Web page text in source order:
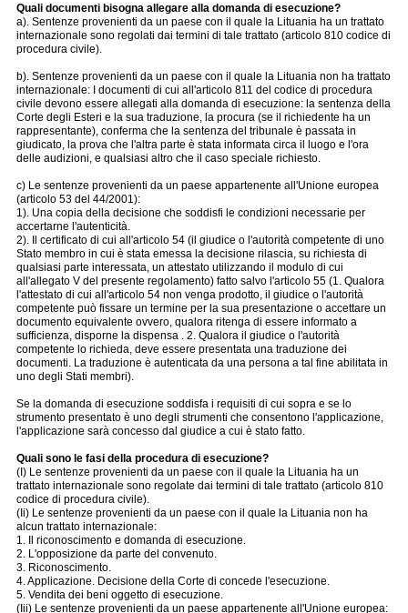
Quali documenti bisogna allegare alla domanda di esecuzione?
a). Sentenze provenienti da un paese con il quale la Lituania ha un trattato
internazionale sono regolati dai termini di tale trattato (articolo 810 codice di
procedura civile).
b). Sentenze provenienti da un paese con il quale la Lituania non ha trattato
internazionale: I documenti di cui all'articolo 811 del codice di procedura
civile devono essere allegati alla domanda di esecuzione: la sentenza della
Corte degli Esteri e la sua traduzione, la procura (se il richiedente ha un
rappresentante), conferma che la sentenza del tribunale è passata in
giudicato, la prova che l'altra parte è stata informata circa il luogo e l'ora
delle audizioni, e qualsiasi altro che il caso speciale richiesto.
c) Le sentenze provenienti da un paese appartenente all'Unione europea
(articolo 53 del 44/2001):
1). Una copia della decisione che soddisfi le condizioni necessarie per
accertarne l'autenticità.
2). Il certificato di cui all'articolo 54 (il giudice o l'autorità competente di uno
Stato membro in cui è stata emessa la decisione rilascia, su richiesta di
qualsiasi parte interessata, un attestato utilizzando il modulo di cui
all'allegato V del presente regolamento) fatto salvo l'articolo 55 (1. Qualora
l'attestato di cui all'articolo 54 non venga prodotto, il giudice o l'autorità
competente può fissare un termine per la sua presentazione o accettare un
documento equivalente ovvero, qualora ritenga di essere informato a
sufficienza, disporne la dispensa . 2. Qualora il giudice o l'autorità
competente lo richieda, deve essere presentata una traduzione dei
documenti. La traduzione è autenticata da una persona a tal fine abilitata in
uno degli Stati membri).
Se la domanda di esecuzione soddisfa i requisiti di cui sopra e se lo
strumento presentato è uno degli strumenti che consentono l'applicazione,
l'applicazione sarà concesso dal giudice a cui è stato fatto.
Quali sono le fasi della procedura di esecuzione?
(I) Le sentenze provenienti da un paese con il quale la Lituania ha un
trattato internazionale sono regolate dai termini di tale trattato (articolo 810
codice di procedura civile).
(Ii) Le sentenze provenienti da un paese con il quale la Lituania non ha
alcun trattato internazionale:
1. Il riconoscimento e domanda di esecuzione.
2. L'opposizione da parte del convenuto.
3. Riconoscimento.
4. Applicazione. Decisione della Corte di concede l'esecuzione.
5. Vendita dei beni oggetto di esecuzione.
(Iii) Le sentenze provenienti da un paese appartenente all'Unione europea: